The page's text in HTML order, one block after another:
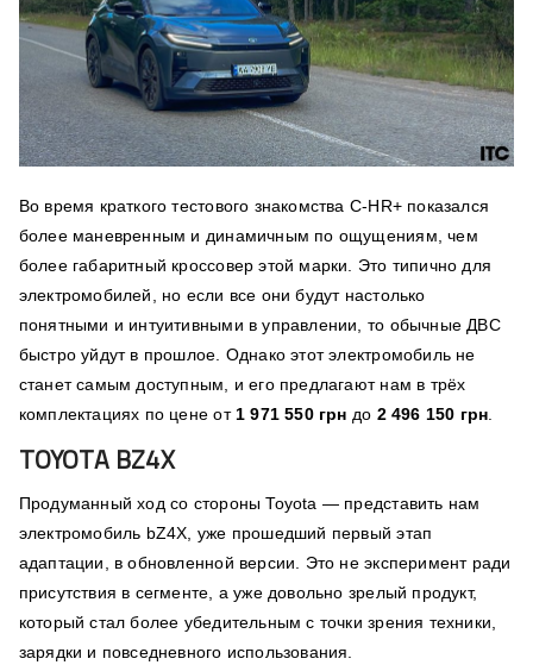
Во время краткого тестового знакомства C-HR+ показался
более маневренным и динамичным по ощущениям, чем
более габаритный кроссовер этой марки. Это типично для
электромобилей, но если все они будут настолько
понятными и интуитивными в управлении, то обычные ДВС
быстро уйдут в прошлое. Однако этот электромобиль не
станет самым доступным, и его предлагают нам в трёх
комплектациях по цене от1 971 550 грн до 2 496 150 грн.
TOYOTA BZ4X
Продуманный ход со стороны Toyota — представить нам
электромобиль bZ4X, уже прошедший первый этап
адаптации, в обновленной версии. Это не эксперимент ради
присутствия в сегменте, а уже довольно зрелый продукт,
который стал более убедительным с точки зрения техники,
зарядки и повседневного использования.